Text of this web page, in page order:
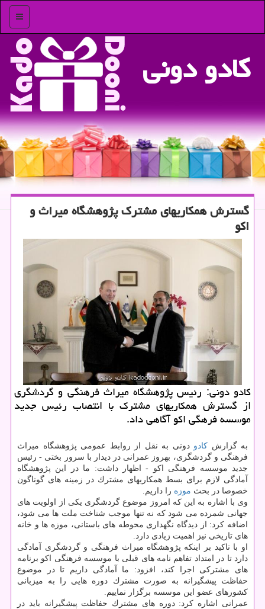
منو
كادو دونی
گسترش همكاریهای مشترك پژوهشگاه میراث و
اكو
كادو دونی: رئیس پژوهشگاه میراث فرهنگی و گردشگری
از گسترش همكاریهای مشترك با انتصاب رئیس جدید
موسسه فرهگی اكو آگاهی داد.
به گزارش كادو دونی به نقل از روابط عمومی پژوهشگاه میراث
فرهنگی و گردشگری، بهروز عمرانی در دیدار با سرور بختی - رئیس
جدید موسسه فرهنگی اكو - اظهار داشت: ما در این پژوهشگاه
آمادگی لازم برای بسط همكاریهای مشترك در زمینه های گوناگون
خصوصا در بحث موزه را داریم.
وی با اشاره به این كه امروز موضوع گردشگری یكی از اولویت های
جهانی شمرده می شود كه نه تنها موجب شناخت ملت ها می شود،
اضافه كرد: از دیدگاه نگهداری محوطه های باستانی، موزه ها و خانه
های تاریخی نیز اهمیت زیادی دارد.
او با تاكید بر اینكه پژوهشگاه میراث فرهنگی و گردشگری آمادگی
دارد تا در امتداد تفاهم نامه های قبلی با موسسه فرهنگی اكو برنامه
های مشتركی اجرا كند، افزود: ما آمادگی داریم تا در موضوع
حفاظت پیشگیرانه به صورت مشترك دوره هایی را به میزبانی
كشورهای عضو این موسسه برگزار نماییم.
عمرانی اشاره كرد: دوره های مشترك حفاظت پیشگیرانه باید در